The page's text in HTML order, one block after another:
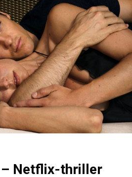
– Netflix-thriller